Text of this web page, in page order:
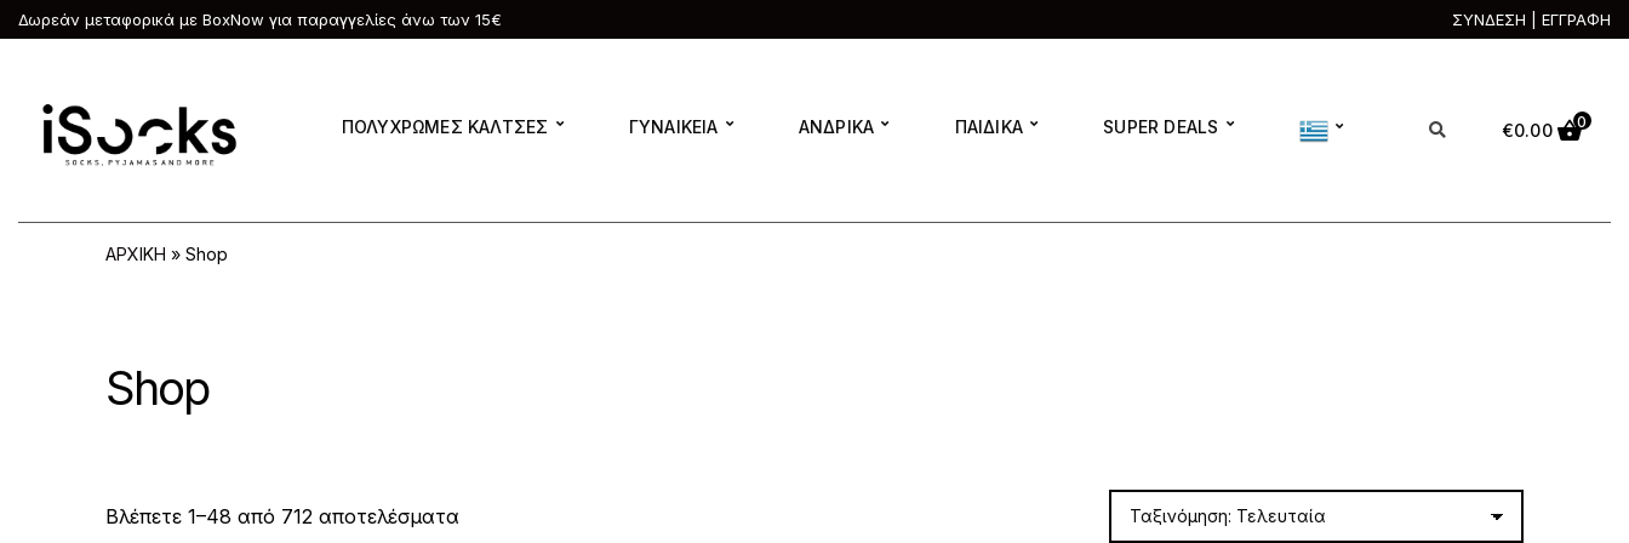
Δωρεάν μεταφορικά με BoxNow για παραγγελίες άνω των 15€ ΣΥΝΔΕΣΗ | ΕΓΓΡΑΦΗ
ΠΟΛΥΧΡΩΜΕΣ ΚΑΛΤΣΕΣ ΓΥΝΑΙΚΕΙΑ ΑΝΔΡΙΚΑ ΠΑΙΔΙΚΑ SUPER DEALS €0.00 0
ΑΡΧΙΚΗ » Shop
Shop
Βλέπετε 1–48 από 712 αποτελέσματα